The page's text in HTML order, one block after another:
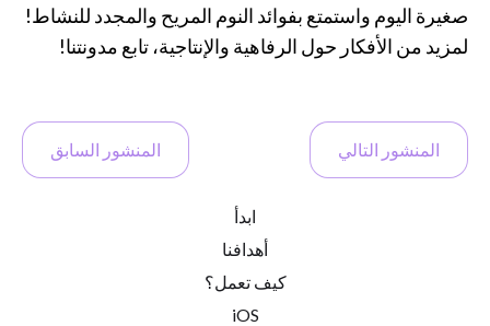
صغيرة اليوم واستمتع بفوائد النوم المريح والمجدد للنشاط!
لمزيد من الأفكار حول الرفاهية والإنتاجية، تابع مدونتنا!
المنشور السابق المنشور التالي
ابدأ
أهدافنا
كيف تعمل؟
iOS